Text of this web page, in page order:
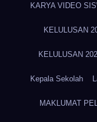
KARYA VIDEO
KELULUSAN
KELULUSAN
Kepala Sekolah
MAKLUMAT